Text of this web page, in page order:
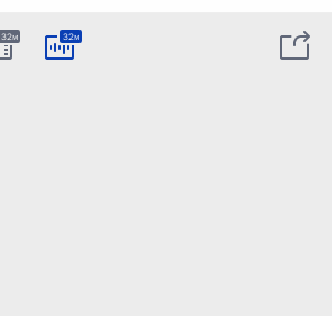
32м 32м